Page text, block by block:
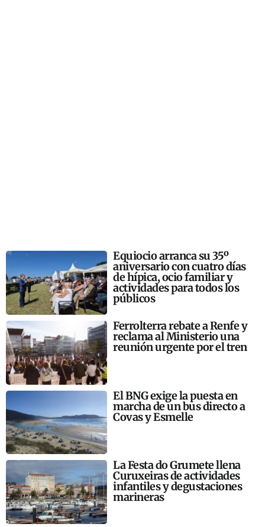
Equiocio arranca su 35º
aniversario con cuatro días
de hípica, ocio familiar y
actividades para todos los
públicos
Ferrolterra rebate a Renfe y
reclama al Ministerio una
reunión urgente por el tren
El BNG exige la puesta en
marcha de un bus directo a
Covas y Esmelle
La Festa do Grumete llena
Curuxeiras de actividades
infantiles y degustaciones
marineras